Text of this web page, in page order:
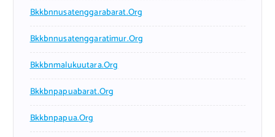
Bkkbnnusatenggarabarat.org
Bkkbnnusatenggaratimur.org
Bkkbnmalukuutara.org
Bkkbnpapuabarat.org
Bkkbnpapua.org